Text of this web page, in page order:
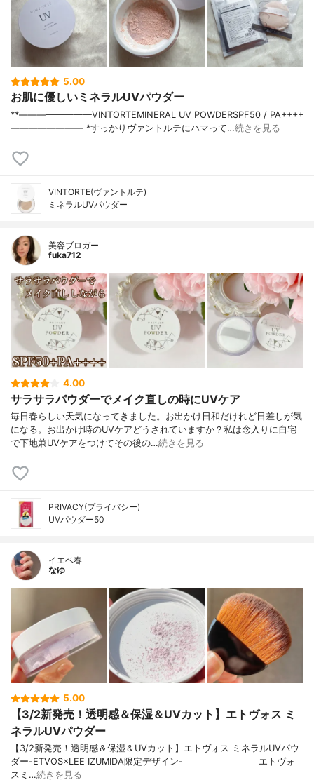
5.00
お肌に優しいミネラルUVパウダー
**————————⁡VINTORTE⁡MINERAL UV POWDERSPF50 / PA++++⁡
———————— ⁡⁡⁡*すっかりヴァントルテにハマって…続きを見る
VINTORTE(ヴァントルテ)
ミネラルUVパウダー
美容ブロガー
fuka712
4.00
サラサラパウダーでメイク直しの時にUVケア
毎日春らしい天気になってきました。お出かけ日和だけれど日差しが気
になる。お出かけ時のUVケアどうされていますか？私は念入りに自宅
で下地兼UVケアをつけてその後の…続きを見る
PRIVACY(プライバシー)
UVパウダー50
イエベ春
なゆ
5.00
【3/2新発売！透明感＆保湿＆UVカット】エトヴォス ミ
ネラルUVパウダー
【3/2新発売！透明感＆保湿＆UVカット】エトヴォス ミネラルUVパウ
ダー-ETVOS×LEE IZUMIDA限定デザイン-────────────エトヴォ
スミ…続きを見る